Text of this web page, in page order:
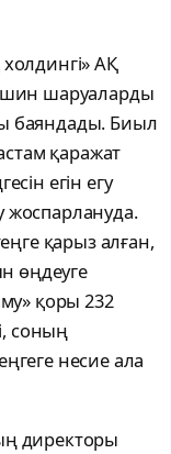
АҚ
шаруаларды
баяндады. Биыл
қаражат
егін егу
қарыз алған,
өңдеуге
қоры 232
соның
несие ала
директоры